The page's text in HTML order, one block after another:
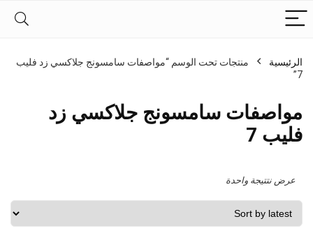
الرئيسية
منتجات تحت الوسم “مواصفات سامسونج جلاكسي زد فليب
7”
مواصفات سامسونج جلاكسي زد
فليب 7
عرض نتتيجة واحدة